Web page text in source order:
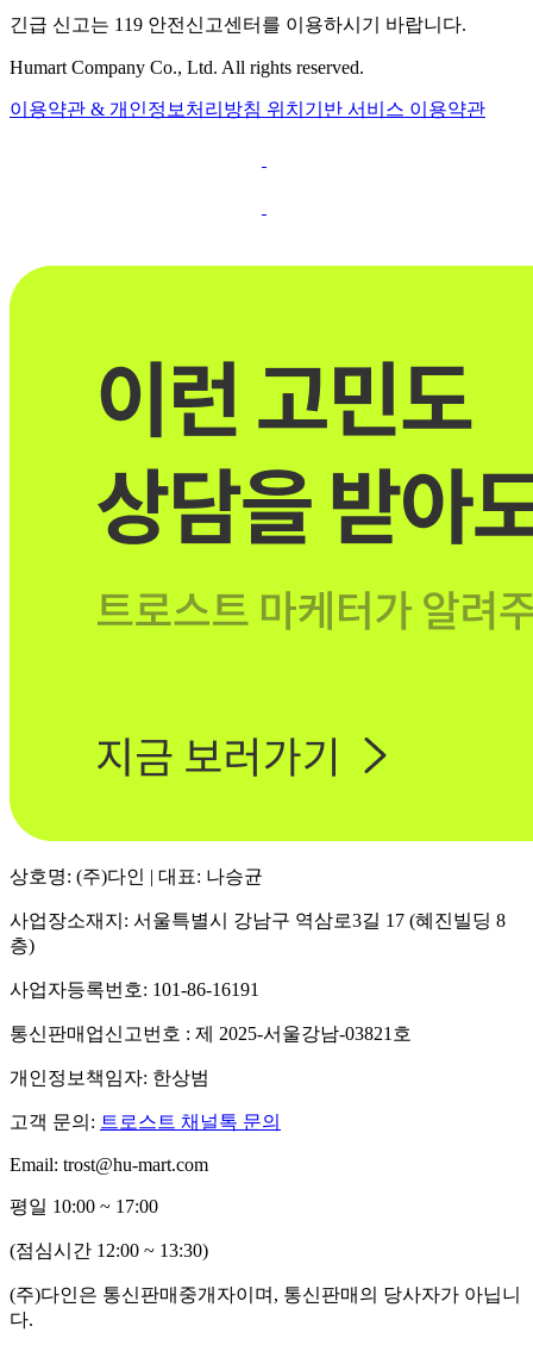
긴급 신고는 119 안전신고센터를 이용하시기 바랍니다.
Humart Company Co., Ltd. All rights reserved.
이용약관 & 개인정보처리방침 위치기반 서비스 이용약관
상호명: (주)다인 | 대표: 나승균
사업장소재지: 서울특별시 강남구 역삼로3길 17 (혜진빌딩 8
층)
사업자등록번호: 101-86-16191
통신판매업신고번호 : 제 2025-서울강남-03821호
개인정보책임자: 한상범
고객 문의: 트로스트 채널톡 문의
Email: trost@hu-mart.com
평일 10:00 ~ 17:00
(점심시간 12:00 ~ 13:30)
(주)다인은 통신판매중개자이며, 통신판매의 당사자가 아닙니
다.